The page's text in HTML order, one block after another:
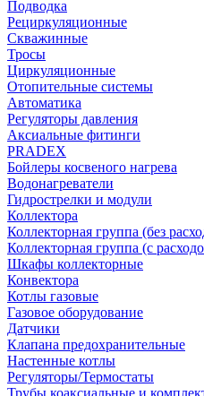
Подводка
Рециркуляционные
Скважинные
Тросы
Циркуляционные
Отопительные системы
Автоматика
Регуляторы давления
Аксиальные фитинги
PRADEX
Бойлеры косвеного нагрева
Водонагреватели
Гидрострелки и модули
Коллектора
Коллекторная группа (без
Коллекторная группа (с
Шкафы коллекторные
Конвектора
Котлы газовые
Газовое оборудование
Датчики
Клапана предохранительные
Настенные котлы
Регуляторы/Термостаты
Трубы коаксиальные и